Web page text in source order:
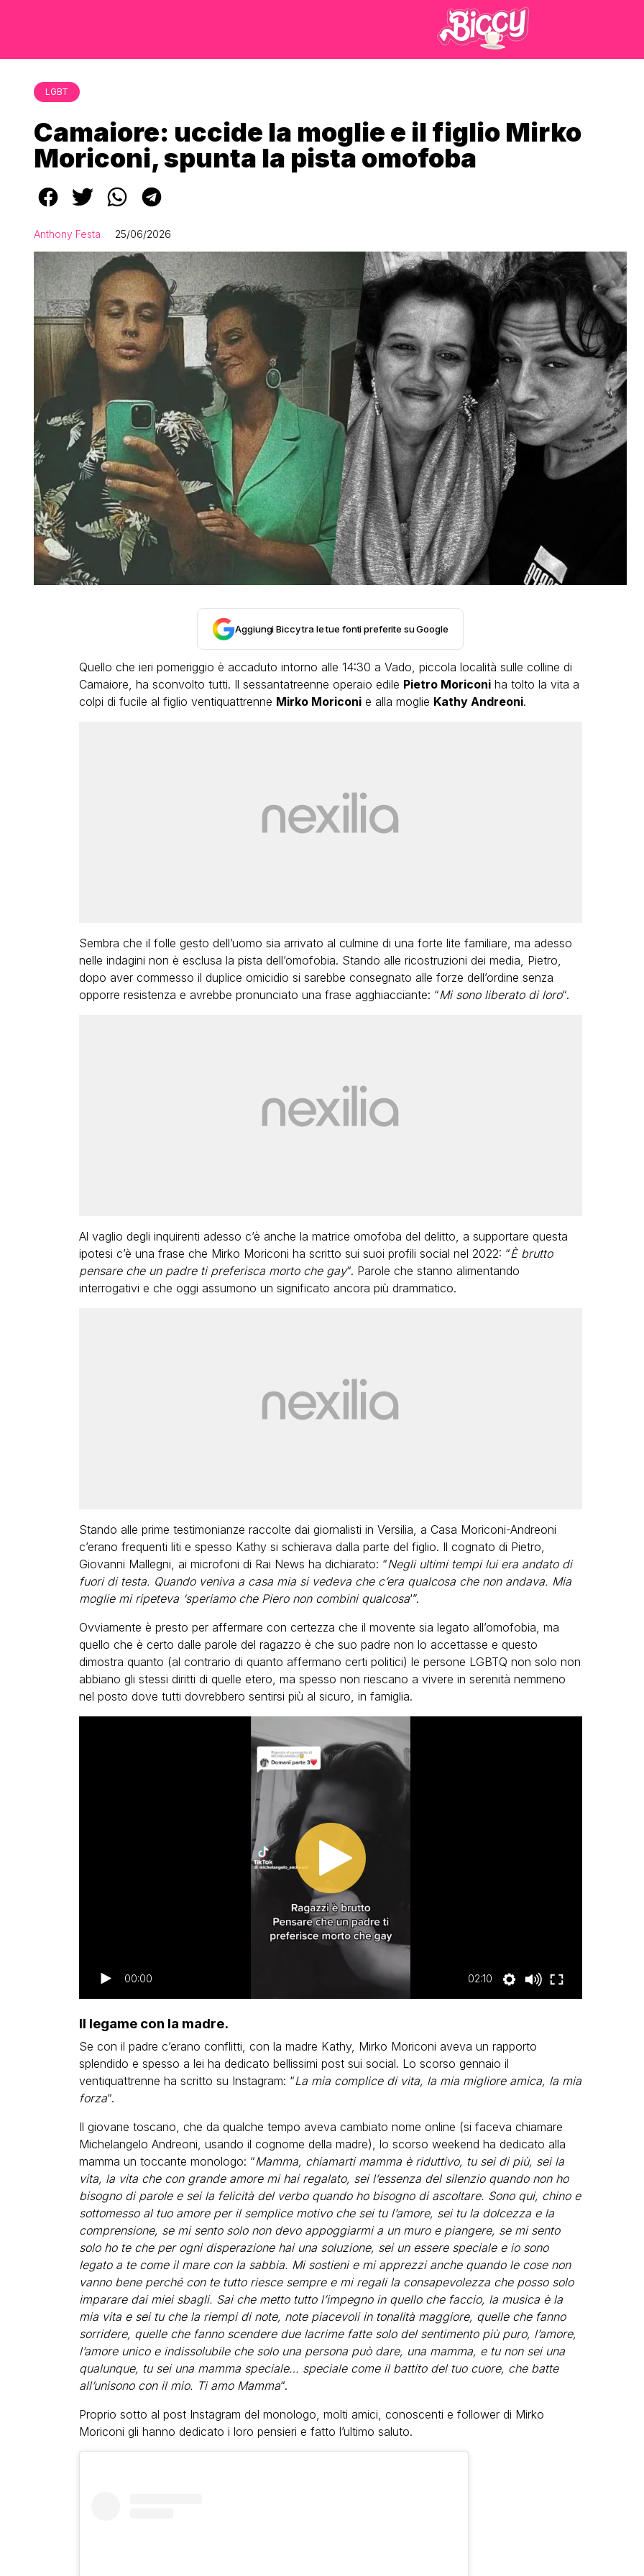
LGBT
Camaiore: uccide la moglie e il figlio Mirko
Moriconi, spunta la pista omofoba
Anthony Festa 25/06/2026
Aggiungi Biccy tra le tue fonti preferite su Google
Quello che ieri pomeriggio è accaduto intorno alle 14:30 a Vado, piccola località sulle colline di
Camaiore, ha sconvolto tutti. Il sessantatreenne operaio edile Pietro Moriconiha tolto la vita a
colpi di fucile al figlio ventiquattrenne Mirko Moriconie alla moglie Kathy Andreoni.
Sembra che il folle gesto dell’uomo sia arrivato al culmine di una forte lite familiare, ma adesso
nelle indagini non è esclusa la pista dell’omofobia. Stando alle ricostruzioni dei media, Pietro,
dopo aver commesso il duplice omicidio si sarebbe consegnato alle forze dell’ordine senza
opporre resistenza e avrebbe pronunciato una frase agghiacciante: “Mi sono liberato di loro“.
Al vaglio degli inquirenti adesso c’è anche la matrice omofoba del delitto, a supportare questa
ipotesi c’è una frase che Mirko Moriconi ha scritto sui suoi profili social nel 2022: “È brutto
pensare che un padre ti preferisca morto che gay“. Parole che stanno alimentando
interrogativi e che oggi assumono un significato ancora più drammatico.
Stando alle prime testimonianze raccolte dai giornalisti in Versilia, a Casa Moriconi-Andreoni
c’erano frequenti liti e spesso Kathy si schierava dalla parte del figlio. Il cognato di Pietro,
Giovanni Mallegni, ai microfoni di Rai News ha dichiarato: “Negli ultimi tempi lui era andato di
fuori di testa. Quando veniva a casa mia si vedeva che c’era qualcosa che non andava. Mia
moglie mi ripeteva ‘speriamo che Piero non combini qualcosa‘”.
Ovviamente è presto per affermare con certezza che il movente sia legato all’omofobia, ma
quello che è certo dalle parole del ragazzo è che suo padre non lo accettasse e questo
dimostra quanto (al contrario di quanto affermano certi politici) le persone LGBTQ non solo non
abbiano gli stessi diritti di quelle etero, ma spesso non riescano a vivere in serenità nemmeno
nel posto dove tutti dovrebbero sentirsi più al sicuro, in famiglia.
00:00 02:10
Il legame con la madre.
Se con il padre c’erano conflitti, con la madre Kathy, Mirko Moriconi aveva un rapporto
splendido e spesso a lei ha dedicato bellissimi post sui social. Lo scorso gennaio il
ventiquattrenne ha scritto su Instagram: “La mia complice di vita, la mia migliore amica, la mia
forza“.
Il giovane toscano, che da qualche tempo aveva cambiato nome online (si faceva chiamare
Michelangelo Andreoni, usando il cognome della madre), lo scorso weekend ha dedicato alla
mamma un toccante monologo: “Mamma, chiamarti mamma è riduttivo, tu sei di più, sei la
vita, la vita che con grande amore mi hai regalato, sei l’essenza del silenzio quando non ho
bisogno di parole e sei la felicità del verbo quando ho bisogno di ascoltare. Sono qui, chino e
sottomesso al tuo amore per il semplice motivo che sei tu l’amore, sei tu la dolcezza e la
comprensione, se mi sento solo non devo appoggiarmi a un muro e piangere, se mi sento
solo ho te che per ogni disperazione hai una soluzione, sei un essere speciale e io sono
legato a te come il mare con la sabbia. Mi sostieni e mi apprezzi anche quando le cose non
vanno bene perché con te tutto riesce sempre e mi regali la consapevolezza che posso solo
imparare dai miei sbagli. Sai che metto tutto l’impegno in quello che faccio, la musica è la
mia vita e sei tu che la riempi di note, note piacevoli in tonalità maggiore, quelle che fanno
sorridere, quelle che fanno scendere due lacrime fatte solo del sentimento più puro, l’amore,
l’amore unico e indissolubile che solo una persona può dare, una mamma, e tu non sei una
qualunque, tu sei una mamma speciale… speciale come il battito del tuo cuore, che batte
all’unisono con il mio. Ti amo Mamma“.
Proprio sotto al post Instagram del monologo, molti amici, conoscenti e follower di Mirko
Moriconi gli hanno dedicato i loro pensieri e fatto l’ultimo saluto.
“Addio cike mie, siete state una
grande famiglia per me”